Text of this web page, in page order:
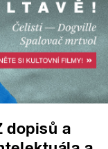
dopisů a